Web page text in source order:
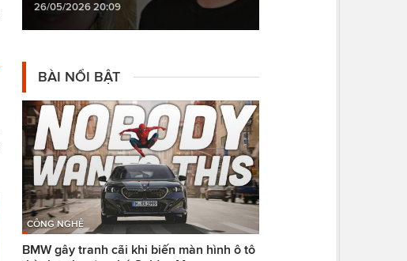
26/05/2026 20:09
BÀI NỔI BẬT
CÔNG NGHỆ
BMW gây tranh cãi khi biến màn hình ô tô